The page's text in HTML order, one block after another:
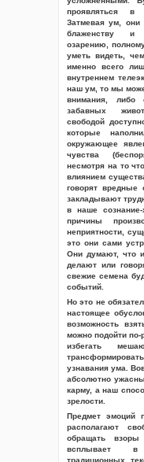
проявляться в
Затмевая ум, они
блаженству и
озарению,
уметь видеть,
именно всего
внутреннем
наш ум, то мы
внимания, либо
забавных
свободой
которые
окружающее
чувства
несмотря на то
влиянием
говорят вредные
закладывают
в наше
причины
неприятности,
это они сами
Они думают, что
делают или
свежие семена
событий.
Но это не
настоящее
возможность
можно подойти по-
избегать
узнавания ума.
абсолютно
карму, а наш
зрелости.
Предмет эмоций
располагают
обращать
всплывает в
традиционных